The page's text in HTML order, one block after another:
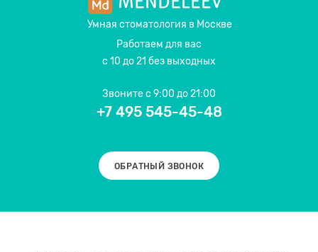
Умная стоматология в Москве
Работаем для вас
с 10 до 21 без выходных
Звонитес 9:00 до 21:00
+7 495 545-45-48
ОБРАТНЫЙ ЗВОНОК